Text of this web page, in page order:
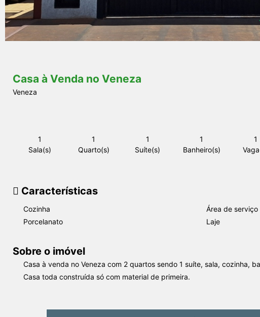
Casa à Venda no Veneza
Veneza
1
Sala(s)
1
Quarto(s)
1
Suíte(s)
1
Banheiro(s)
1
Características
Cozinha
Área de serviço
Porcelanato
Laje
Sobre o imóvel
Casa à venda no Veneza com 2 quartos sendo 1 suíte, sala, cozinha,
Casa toda construída só com material de primeira.